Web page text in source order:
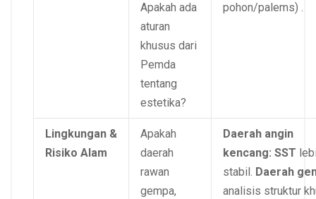
Apakah ada
aturan
khusus dari
Pemda
tentang
estetika?
pohon/palems) .
Lingkungan &
Risiko Alam
Apakah
daerah
rawan
gempa,
Daerah angin
kencang: SST
stabil. Daerah
analisis struktur